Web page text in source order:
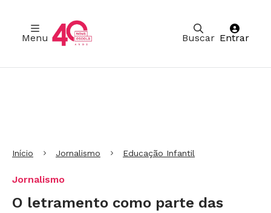
Buscar
Menu Entrar
Início Jornalismo Educação Infantil
Jornalismo
O letramento como parte das